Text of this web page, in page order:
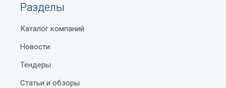
Разделы
Каталог компаний
Новости
Тендеры
Статьи и обзоры